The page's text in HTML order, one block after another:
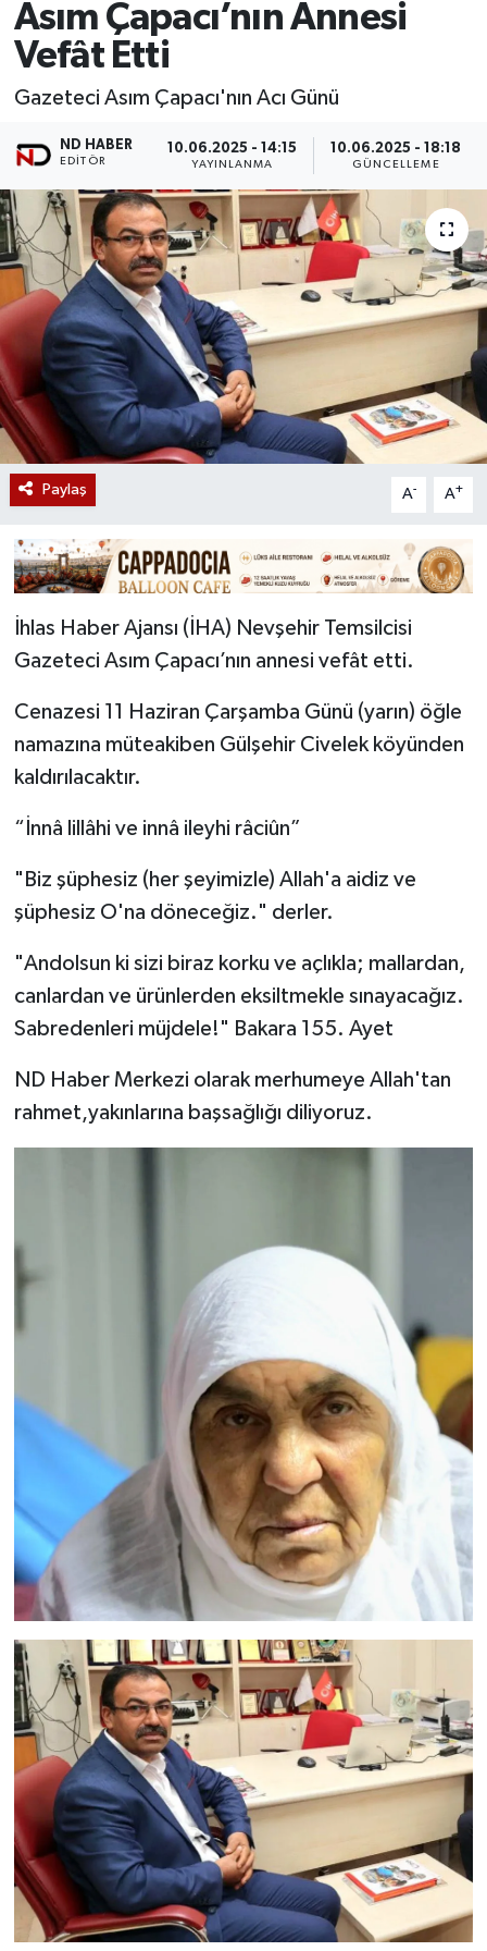
Asım Çapacı’nın Annesi
Vefât Etti
Gazeteci Asım Çapacı'nın Acı Günü
ND HABER
EDITÖR
10.06.2025 - 14:15
YAYINLANMA
10.06.2025 - 18:18
GÜNCELLEME
Paylaş A- A+
İhlas Haber Ajansı (İHA) Nevşehir Temsilcisi
Gazeteci Asım Çapacı’nın annesi vefât etti.
Cenazesi 11 Haziran Çarşamba Günü (yarın) öğle
namazına müteakiben Gülşehir Civelek köyünden
kaldırılacaktır.
“İnnâ lillâhi ve innâ ileyhi râciûn”
"Biz şüphesiz (her şeyimizle) Allah'a aidiz ve
şüphesiz O'na döneceğiz." derler.
"Andolsun ki sizi biraz korku ve açlıkla; mallardan,
canlardan ve ürünlerden eksiltmekle sınayacağız.
Sabredenleri müjdele!" Bakara 155. Ayet
ND Haber Merkezi olarak merhumeye Allah'tan
rahmet,yakınlarına başsağlığı diliyoruz.